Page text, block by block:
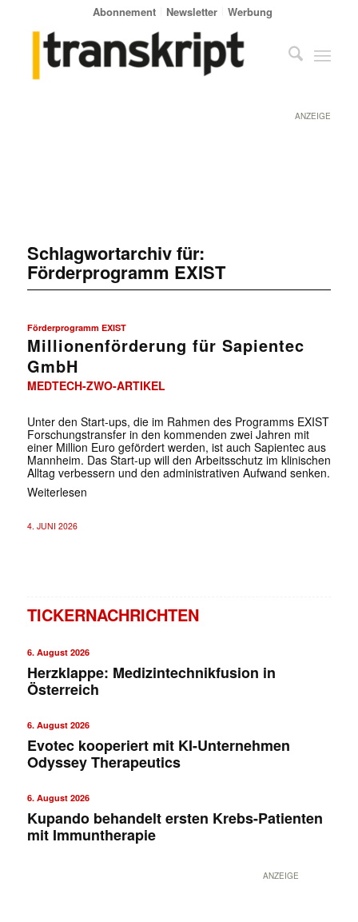
Abonnement Newsletter Werbung
ANZEIGE
Schlagwortarchiv für:
Förderprogramm EXIST
Förderprogramm EXIST
Millionenförderung für Sapientec
GmbH
MEDTECH-ZWO-ARTIKEL
Unter den Start-ups, die im Rahmen des Programms EXIST
Forschungstransfer in den kommenden zwei Jahren mit
einer Million Euro gefördert werden, ist auch Sapientec aus
Mannheim. Das Start-up will den Arbeitsschutz im klinischen
Alltag verbessern und den administrativen Aufwand senken.
Weiterlesen
4. JUNI 2026
TICKERNACHRICHTEN
6. August 2026
Herzklappe: Medizintechnikfusion in
Österreich
6. August 2026
Evotec kooperiert mit KI-Unternehmen
Odyssey Therapeutics
6. August 2026
Kupando behandelt ersten Krebs-Patienten
mit Immuntherapie
ANZEIGE